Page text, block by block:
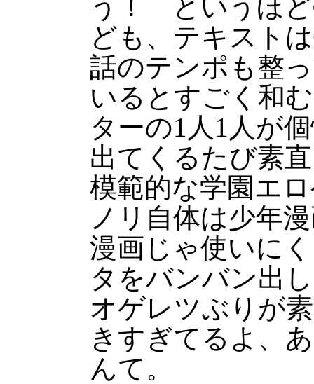
う！ というほ
ども、テキスト
話のテンポも整
いるとすごく和
ターの1人1人が
出てくるたび素
模範的な学園エ
ノリ自体は少年
漫画じゃ使いに
タをバンバン出
オゲレツぶりが
きすぎてるよ、
んて。